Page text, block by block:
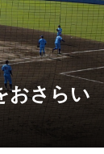
おさらい